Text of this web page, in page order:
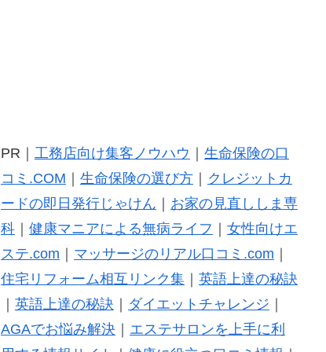
PR｜ 工務店向け集客ノウハウ ｜ 生命保険の口
コミ.COM ｜ 生命保険の選び方｜ クレジットカ
ードの即日発行じゃけん ｜ お家の見直ししま専
科｜ 健康マニアによる無病ライフ ｜ 女性向けエ
ステ.com ｜ マッサージのリアル口コミ.com ｜
住宅リフォーム相互リンク集｜ 英語上達の秘訣
｜ 英語上達の秘訣 ｜ ダイエットチャレンジ ｜
AGAでお悩み解決｜ エステサロンを上手に利